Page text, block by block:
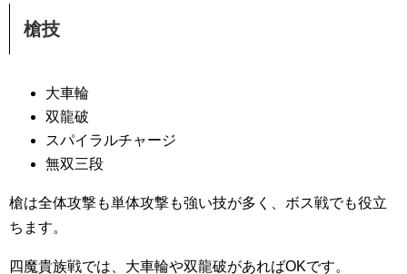
槍技
大車輪
双龍破
スパイラルチャージ
無双三段
槍は全体攻撃も単体攻撃も強い技が多く、ボス戦でも役立
ちます。
四魔貴族戦では、大車輪や双龍破があればOKです。